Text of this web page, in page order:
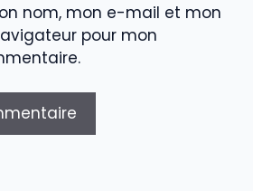
nom, mon e-mail et mon
pour mon